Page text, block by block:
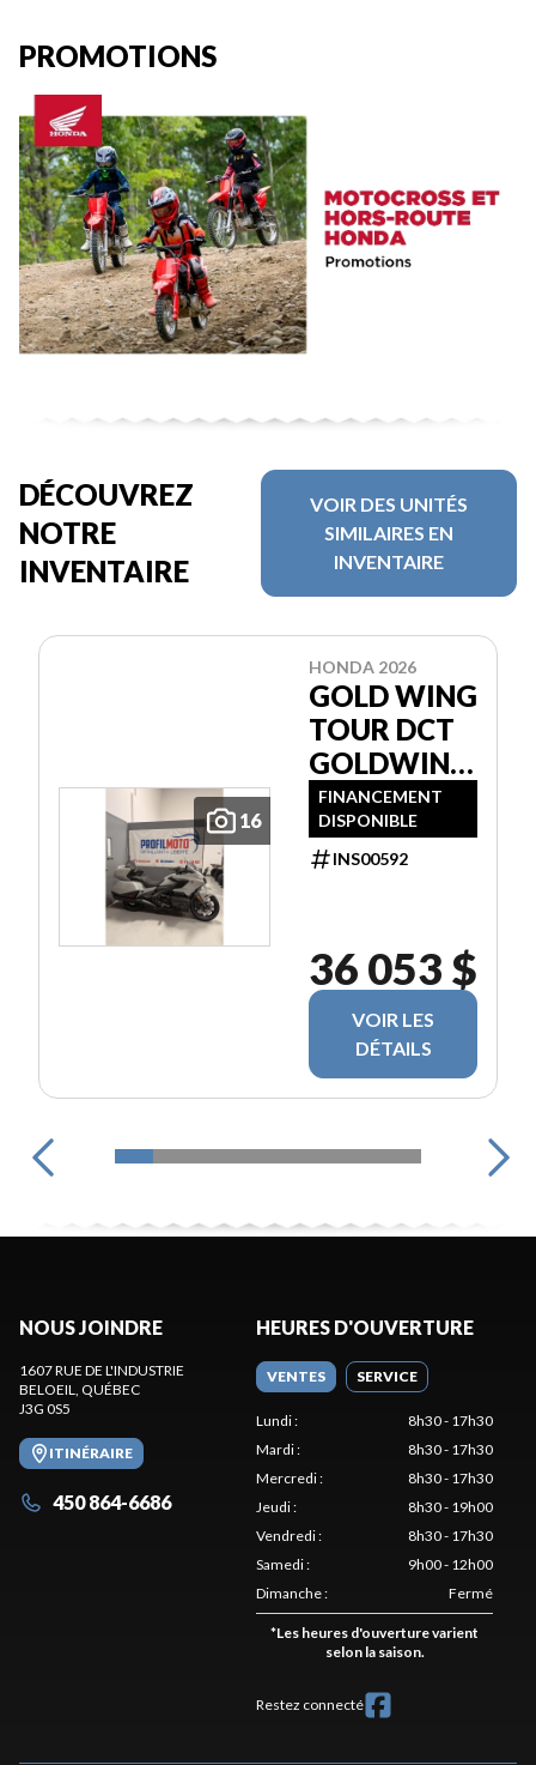
PROMOTIONS
DÉCOUVREZ
NOTRE
INVENTAIRE
VOIR DES UNITÉS
SIMILAIRES EN
INVENTAIRE
16
HONDA 2026
GOLD WING
TOUR DCT
GOLDWING
GL1800
FINANCEMENT
DISPONIBLE
INS00592
36 053 $
VOIR LES
DÉTAILS
NOUS JOINDRE
1607 RUE DE L'INDUSTRIE
BELOEIL, QUÉBEC
J3G 0S5
ITINÉRAIRE
450 864-6686
HEURES D'OUVERTURE
VENTES SERVICE
Lundi:
8h30 - 17h30
Mardi:
8h30 - 17h30
Mercredi:
8h30 - 17h30
Jeudi:
8h30 - 19h00
Vendredi:
8h30 - 17h30
Samedi:
9h00 - 12h00
Dimanche: Fermé
*Les heures d'ouverture varient
selon la saison.
Restez connecté